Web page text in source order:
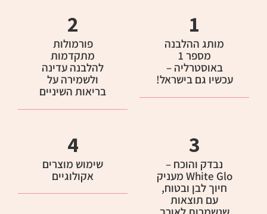
1
מותג ההלבנה
מספר 1
באוסטרליה –
עכשיו גם בישראל!
2
פורמולות
מתקדמות
להלבנה עדינה
ולשמירה על
בריאות השיניים
3
נבדק והוכח –
White Glo מעניק
חיוך לבן ובטוח,
עם תוצאות
4
שימוש מוצרים
אקולוגיים